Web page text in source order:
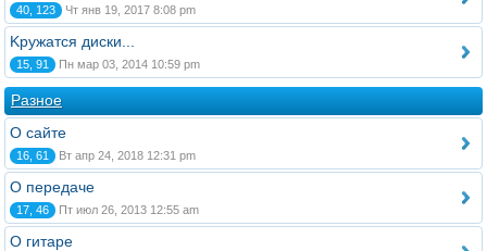
40, 123 Чт янв 19, 2017 8:08 pm
Kружатся диски...
15, 91 Пн мар 03, 2014 10:59 pm
Разное
О сайте
16, 61 Вт апр 24, 2018 12:31 pm
О передаче
17, 46 Пт июл 26, 2013 12:55 am
О гитаре